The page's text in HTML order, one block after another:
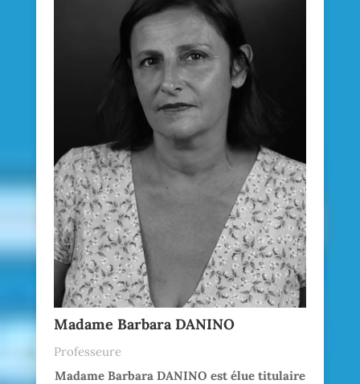
Madame Barbara DANINO
Professeure
Madame Barbara DANINO est élue titulaire